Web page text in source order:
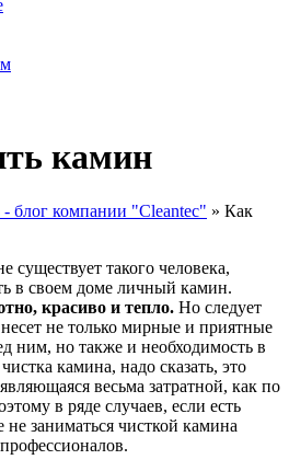
камин
блог компании "Cleantec" » Как
такого человека,
в своем доме личный камин.
красиво и тепло. Но следует
не только мирные и приятные
ним, но также и необходимость в
камина, надо сказать, это
весьма затратной, как по
в ряде случаев, если есть
заниматься чисткой камина